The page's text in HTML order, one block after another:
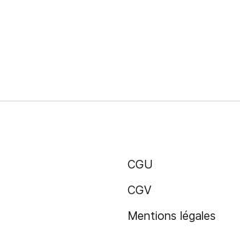
CGU
CGV
Mentions légales